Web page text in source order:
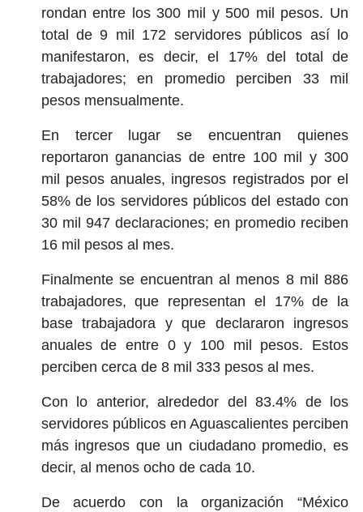
rondan entre los 300 mil y 500 mil pesos. Un
total de 9 mil 172 servidores públicos así lo
manifestaron, es decir, el 17% del total de
trabajadores; en promedio perciben 33 mil
pesos mensualmente.
En tercer lugar se encuentran quienes
reportaron ganancias de entre 100 mil y 300
mil pesos anuales, ingresos registrados por el
58% de los servidores públicos del estado con
30 mil 947 declaraciones; en promedio reciben
16 mil pesos al mes.
Finalmente se encuentran al menos 8 mil 886
trabajadores, que representan el 17% de la
base trabajadora y que declararon ingresos
anuales de entre 0 y 100 mil pesos. Estos
perciben cerca de 8 mil 333 pesos al mes.
Con lo anterior, alrededor del 83.4% de los
servidores públicos en Aguascalientes perciben
más ingresos que un ciudadano promedio, es
decir, al menos ocho de cada 10.
De acuerdo con la organización “México